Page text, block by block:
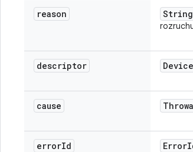
reason String
descriptor Device
cause
errorId Error